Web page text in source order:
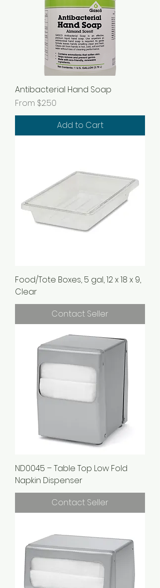
Antibacterial Hand Soap
From $2.50
Sale Price
Add to Cart
Food/Tote Boxes, 5 gal, 12 x 18 x 9,
Clear
Contact Seller
ND0045 – Table Top Low Fold
Napkin Dispenser
Contact Seller